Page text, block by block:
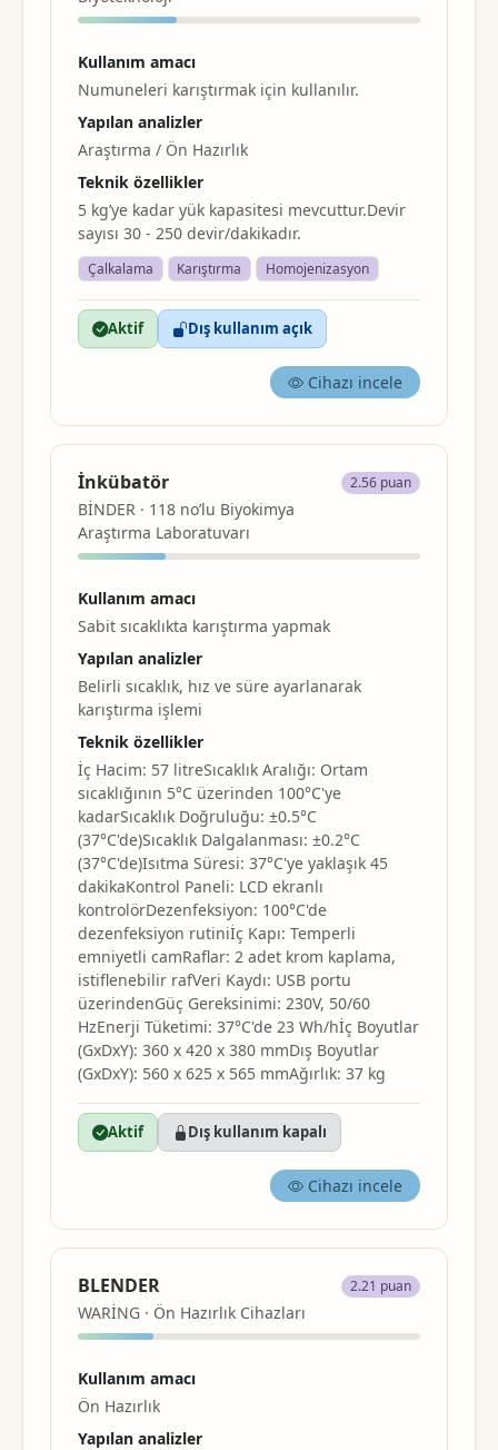
Kullanım amacı
Numuneleri karıştırmak için kullanılır.
Yapılan analizler
Araştırma / Ön Hazırlık
Teknik özellikler
5 kg’ye kadar yük kapasitesi mevcuttur.Devir
sayısı 30 - 250 devir/dakikadır.
Çalkalama Karıştırma Homojenizasyon
Aktif Dış kullanım açık
Cihazı incele
İnkübatör
BİNDER · 118 no’lu Biyokimya
Araştırma Laboratuvarı
2.56 puan
Kullanım amacı
Sabit sıcaklıkta karıştırma yapmak
Yapılan analizler
Belirli sıcaklık, hız ve süre ayarlanarak
karıştırma işlemi
Teknik özellikler
İç Hacim: 57 litreSıcaklık Aralığı: Ortam
sıcaklığının 5°C üzerinden 100°C'ye
kadarSıcaklık Doğruluğu: ±0.5°C
(37°C'de)Sıcaklık Dalgalanması: ±0.2°C
(37°C'de)Isıtma Süresi: 37°C'ye yaklaşık 45
dakikaKontrol Paneli: LCD ekranlı
kontrolörDezenfeksiyon: 100°C'de
dezenfeksiyon rutiniİç Kapı: Temperli
emniyetli camRaflar: 2 adet krom kaplama,
istiflenebilir rafVeri Kaydı: USB portu
üzerindenGüç Gereksinimi: 230V, 50/60
HzEnerji Tüketimi: 37°C'de 23 Wh/hİç Boyutlar
(GxDxY): 360 x 420 x 380 mmDış Boyutlar
(GxDxY): 560 x 625 x 565 mmAğırlık: 37 kg
Aktif Dış kullanım kapalı
Cihazı incele
BLENDER
WARİNG · Ön Hazırlık Cihazları
2.21 puan
Kullanım amacı
Ön Hazırlık
Yapılan analizler